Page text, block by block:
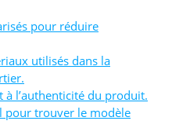
pour réduire
utilisés dans la
à l’authenticité du produit.
pour trouver le modèle